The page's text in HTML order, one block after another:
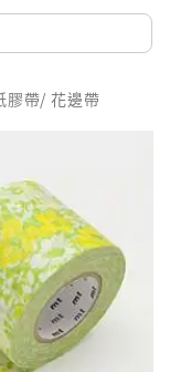
膠帶/ 花邊帶